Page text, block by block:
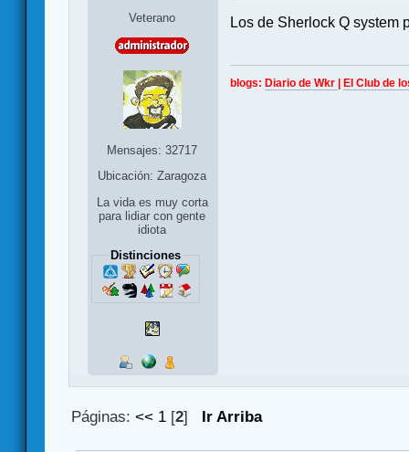
Veterano
Mensajes: 32717
Ubicación: Zaragoza
La vida es muy corta
para lidiar con gente
idiota
Distinciones
Los de Sherlock Q system
blogs: Diario de Wkr | El Club de
Páginas:<< 1 [2] Ir Arriba